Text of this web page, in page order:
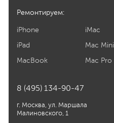
Ремонтируем:
iPhone
iPad
MacBook
iMac
Mac Mini
Mac Pro
8 (495) 134-90-47
г. Москва, ул. Маршала
Малиновского, 1